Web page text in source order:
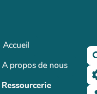
Accueil
A propos de nous
Ressourcerie